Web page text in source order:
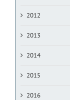
2012
2013
2014
2015
2016